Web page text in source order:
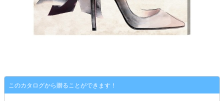
このカタログから贈ることができます！